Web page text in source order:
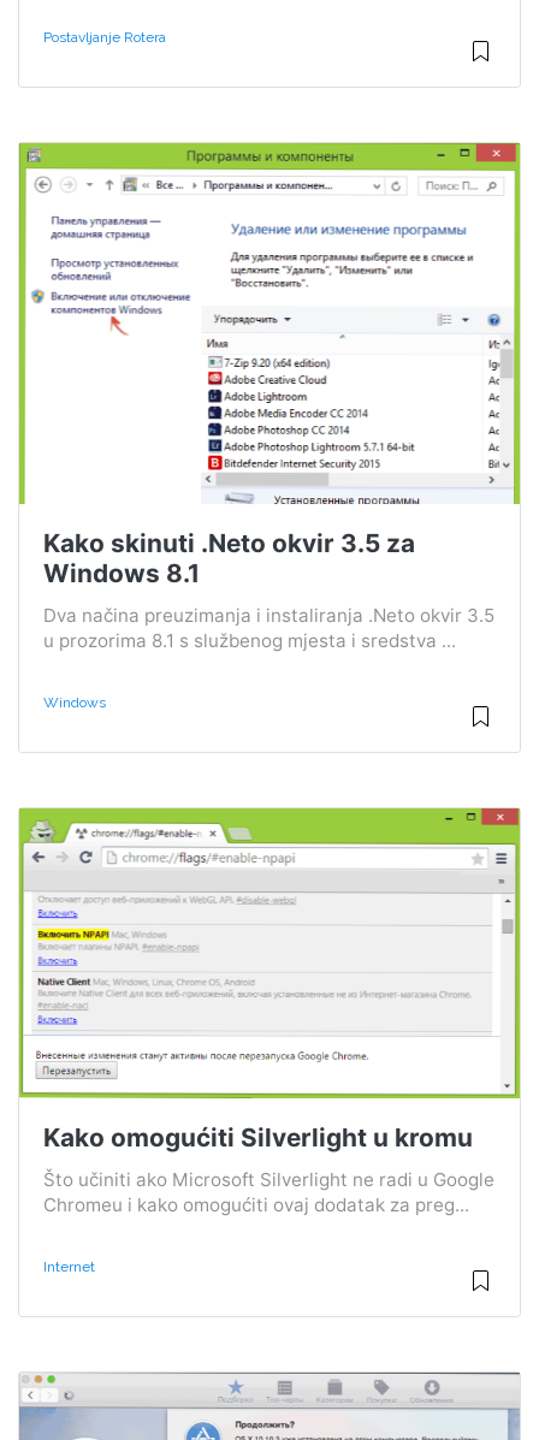
Postavljanje Rotera
Kako skinuti .Neto okvir 3.5 za
Windows 8.1
Dva načina preuzimanja i instaliranja .Neto okvir 3.5
u prozorima 8.1 s službenog mjesta i sredstva ...
Windows
Kako omogućiti Silverlight u kromu
Što učiniti ako Microsoft Silverlight ne radi u Google
Chromeu i kako omogućiti ovaj dodatak za preg...
Internet